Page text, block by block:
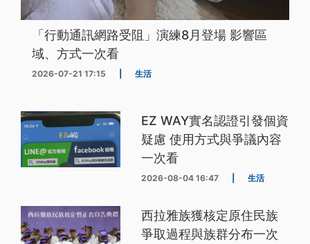
「行動通訊網路受阻」演練8月登場 影響區
域、方式一次看
2026-07-21 17:15 生活
EZ WAY實名認證引發個資
疑慮 使用方式與爭議內容
一次看
2026-08-04 16:47 生活
西拉雅族獲核定原住民族
爭取過程與族群分布一次